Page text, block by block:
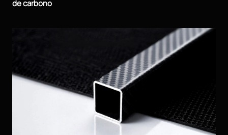
de carbono